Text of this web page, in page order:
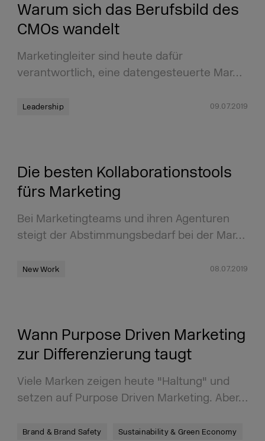
Warum sich das Berufsbild des
CMOs wandelt
Marketingleiter sind heute dafür
verantwortlich, eine datengesteuerte Mar…
Leadership 09.07.2019
Die besten Kollaborationstools
fürs Marketing
Bei Marketingteams und ihren Agenturen
steigt der Abstimmungsbedarf bei der Mar…
New Work 08.07.2019
Wann Purpose Driven Marketing
zur Differenzierung taugt
Viele Marken zeigen heute "Haltung" und
setzen auf Purpose Driven Marketing. Aber…
Brand & Brand Safety
Sustainability & Green Economy